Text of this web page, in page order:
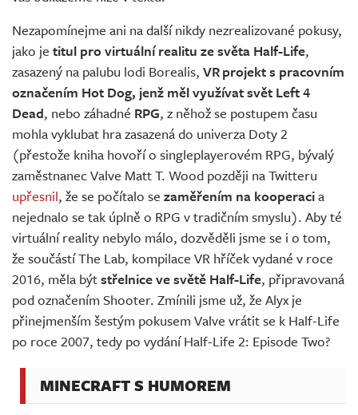
Nezapomínejme ani na další nikdy nezrealizované pokusy,
jako je titul pro virtuální realitu ze světa Half-Life,
zasazený na palubu lodi Borealis, VR projekt s pracovním
označením Hot Dog, jenž měl využívat svět Left 4
Dead, nebo záhadné RPG, z něhož se postupem času
mohla vyklubat hra zasazená do univerza Doty 2
(přestože kniha hovoří o singleplayerovém RPG, bývalý
zaměstnanec Valve Matt T. Wood později na Twitteru
upřesnil, že se počítalo se zaměřením na kooperacia
nejednalo se tak úplně o RPG v tradičním smyslu). Aby té
virtuální reality nebylo málo, dozvěděli jsme se i o tom,
že součástí The Lab, kompilace VR hříček vydané v roce
2016, měla býtstřelnice ve světě Half-Life, připravovaná
pod označením Shooter. Zmínili jsme už, že Alyx je
přinejmenším šestým pokusem Valve vrátit se k Half-Life
po roce 2007, tedy po vydání Half-Life 2: Episode Two?
MINECRAFT S HUMOREM